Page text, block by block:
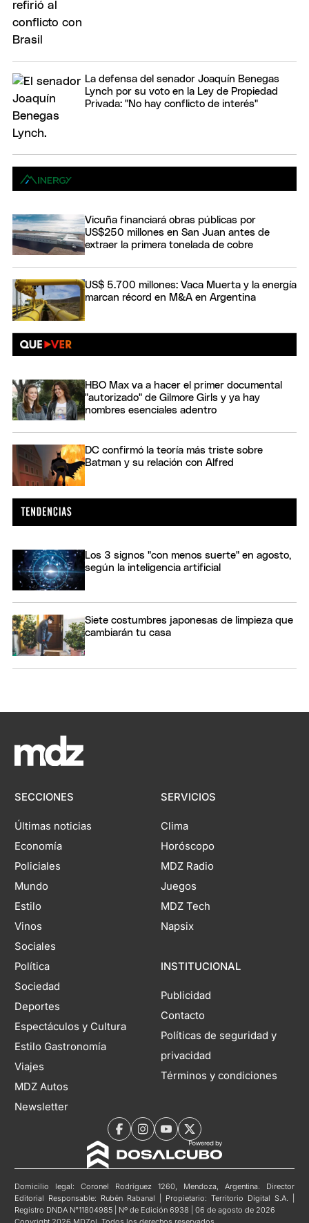
La defensa del senador Joaquín Benegas
Lynch por su voto en la Ley de Propiedad
Privada: "No hay conflicto de interés"
Vicuña financiará obras públicas por
US$250 millones en San Juan antes de
extraer la primera tonelada de cobre
US$ 5.700 millones: Vaca Muerta y la energía
marcan récord en M&A en Argentina
HBO Max va a hacer el primer documental
"autorizado" de Gilmore Girls y ya hay
nombres esenciales adentro
DC confirmó la teoría más triste sobre
Batman y su relación con Alfred
Los 3 signos "con menos suerte" en agosto,
según la inteligencia artificial
Siete costumbres japonesas de limpieza que
cambiarán tu casa
SECCIONES
Últimas noticias
Economía
Policiales
Mundo
Estilo
Vinos
Sociales
Política
Sociedad
Deportes
Espectáculos y Cultura
Estilo Gastronomía
Viajes
MDZ Autos
Newsletter
SERVICIOS
Clima
Horóscopo
MDZ Radio
Juegos
MDZ Tech
Napsix
INSTITUCIONAL
Publicidad
Contacto
Políticas de seguridad y
privacidad
Términos y condiciones
Domicilio legal: Coronel Rodríguez 1260, Mendoza, Argentina. Director
Editorial Responsable: Rubén Rabanal | Propietario: Territorio Digital S.A. |
Registro DNDA N°11804985 | Nº de Edición 6938 | 06 de agosto de 2026